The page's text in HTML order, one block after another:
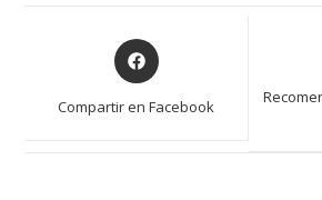
Opens
in
Compartir en Facebook